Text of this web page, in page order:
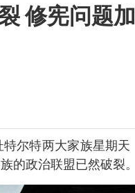
修宪问题
特尔特两大家族星期
的政治联盟已然破裂。